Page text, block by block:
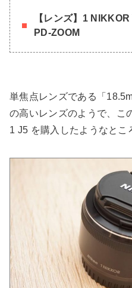
【レンズ】1
PD-ZOOM
単焦点レンズである「
の高いレンズのようで、こ
1 J5 を購入したようなとこ